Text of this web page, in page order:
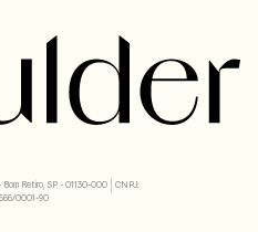
Bom Retiro, SP - 01130-000 | CNPJ:
0001-90